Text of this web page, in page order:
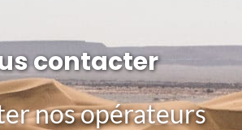
contacter
nos opérateurs